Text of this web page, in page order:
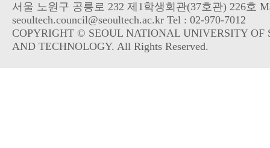
서울 노원구 공릉로 232 제1학생회관(37호관) 226호
seoultech.council@seoultech.ac.kr Tel : 02-970-7012
COPYRIGHT © SEOUL NATIONAL UNIVERSITY OF
AND TECHNOLOGY. All Rights Reserved.